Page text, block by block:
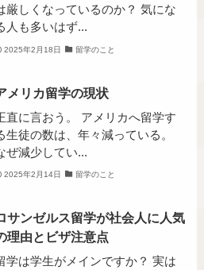
厳しくなっているのか？ 気にな
人も多いはず...
2025年2月18日 留学のこと
メリカ留学の現状
直に言おう。 アメリカへ留学す
生徒の数は、年々減っている。
ぜ減少してい...
2025年2月14日 留学のこと
サンゼルス留学が社会人に人気
理由とビザ注意点
学は学生がメインですか？ 実は